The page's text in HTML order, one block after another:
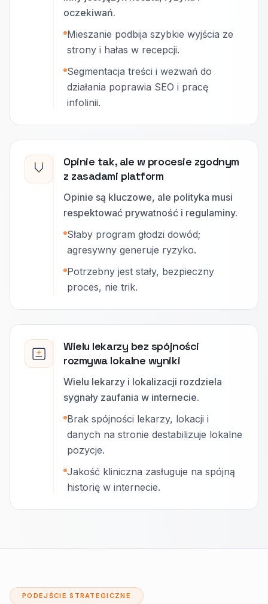
oczekiwań.
Mieszanie podbija szybkie wyjścia ze
strony i hałas w recepcji.
Segmentacja treści i wezwań do
działania poprawia SEO i pracę
infolinii.
Opinie tak, ale w procesie zgodnym
z zasadami platform
Opinie są kluczowe, ale polityka musi
respektować prywatność i regulaminy.
Słaby program głodzi dowód;
agresywny generuje ryzyko.
Potrzebny jest stały, bezpieczny
proces, nie trik.
Wielu lekarzy bez spójności
rozmywa lokalne wyniki
Wielu lekarzy i lokalizacji rozdziela
sygnały zaufania w internecie.
Brak spójności lekarzy, lokacji i
danych na stronie destabilizuje lokalne
pozycje.
Jakość kliniczna zasługuje na spójną
historię w internecie.
PODEJŚCIE STRATEGICZNE